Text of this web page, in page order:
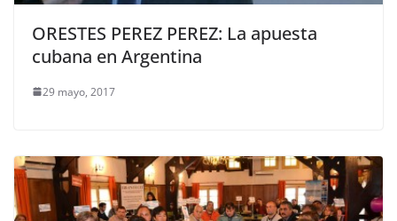
ORESTES PEREZ PEREZ: La apuesta
cubana en Argentina
29 mayo, 2017